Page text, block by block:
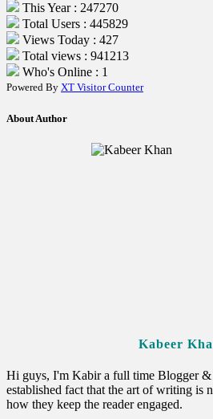
This Year : 247270
Total Users : 445829
Views Today : 427
Total views : 941213
Who's Online : 1
Powered By XT Visitor Counter
About Author
Kabeer
Hi guys, I'm Kabir a full time Blogger
established fact that the art of writing is
how they keep the reader engaged.